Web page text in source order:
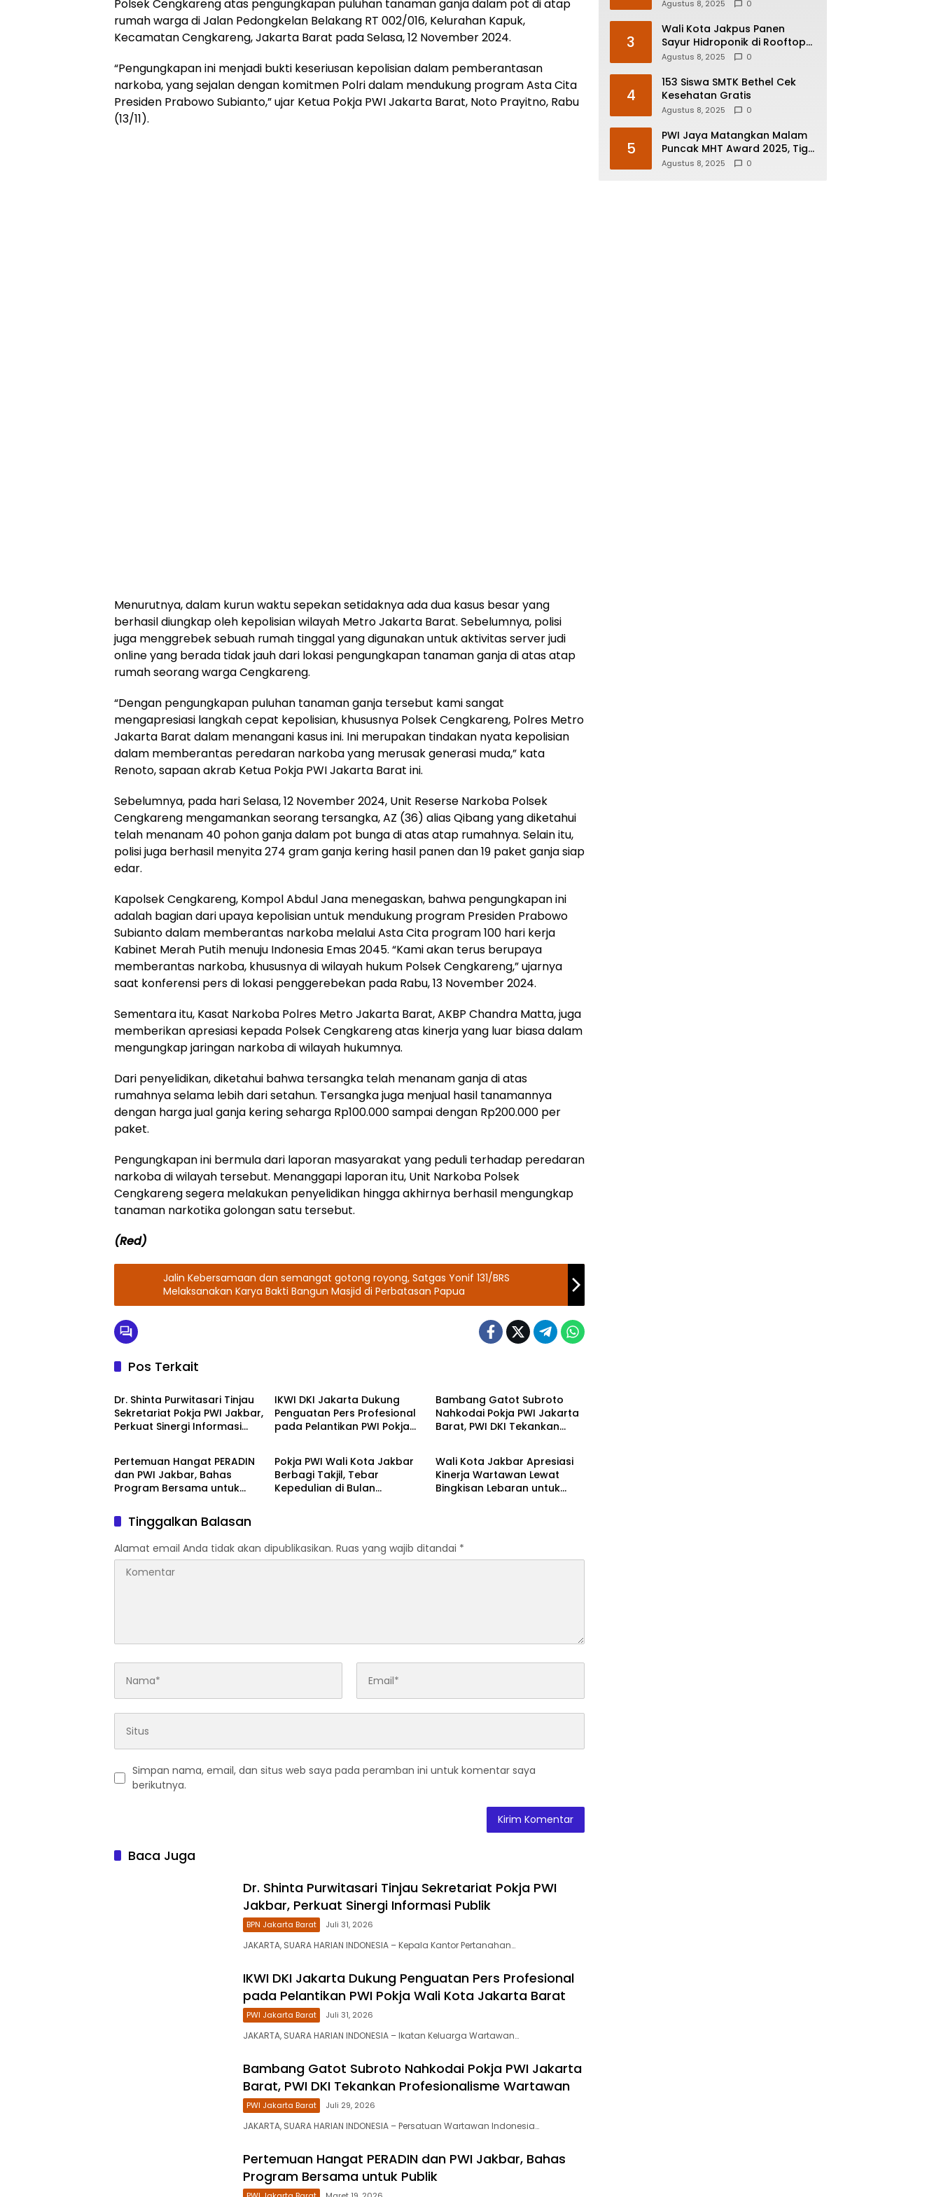
Polsek Cengkareng atas pengungkapan puluhan tanaman ganja dalam pot di atap
rumah warga di Jalan Pedongkelan Belakang RT 002/016, Kelurahan Kapuk,
Kecamatan Cengkareng, Jakarta Barat pada Selasa, 12 November 2024.
“Pengungkapan ini menjadi bukti keseriusan kepolisian dalam pemberantasan
narkoba, yang sejalan dengan komitmen Polri dalam mendukung program Asta Cita
Presiden Prabowo Subianto,” ujar Ketua Pokja PWI Jakarta Barat, Noto Prayitno, Rabu
(13/11).
Menurutnya, dalam kurun waktu sepekan setidaknya ada dua kasus besar yang
berhasil diungkap oleh kepolisian wilayah Metro Jakarta Barat. Sebelumnya, polisi
juga menggrebek sebuah rumah tinggal yang digunakan untuk aktivitas server judi
online yang berada tidak jauh dari lokasi pengungkapan tanaman ganja di atas atap
rumah seorang warga Cengkareng.
“Dengan pengungkapan puluhan tanaman ganja tersebut kami sangat
mengapresiasi langkah cepat kepolisian, khususnya Polsek Cengkareng, Polres Metro
Jakarta Barat dalam menangani kasus ini. Ini merupakan tindakan nyata kepolisian
dalam memberantas peredaran narkoba yang merusak generasi muda,” kata
Renoto, sapaan akrab Ketua Pokja PWI Jakarta Barat ini.
Sebelumnya, pada hari Selasa, 12 November 2024, Unit Reserse Narkoba Polsek
Cengkareng mengamankan seorang tersangka, AZ (36) alias Qibang yang diketahui
telah menanam 40 pohon ganja dalam pot bunga di atas atap rumahnya. Selain itu,
polisi juga berhasil menyita 274 gram ganja kering hasil panen dan 19 paket ganja siap
edar.
Kapolsek Cengkareng, Kompol Abdul Jana menegaskan, bahwa pengungkapan ini
adalah bagian dari upaya kepolisian untuk mendukung program Presiden Prabowo
Subianto dalam memberantas narkoba melalui Asta Cita program 100 hari kerja
Kabinet Merah Putih menuju Indonesia Emas 2045. “Kami akan terus berupaya
memberantas narkoba, khususnya di wilayah hukum Polsek Cengkareng,” ujarnya
saat konferensi pers di lokasi penggerebekan pada Rabu, 13 November 2024.
Sementara itu, Kasat Narkoba Polres Metro Jakarta Barat, AKBP Chandra Matta, juga
memberikan apresiasi kepada Polsek Cengkareng atas kinerja yang luar biasa dalam
mengungkap jaringan narkoba di wilayah hukumnya.
Dari penyelidikan, diketahui bahwa tersangka telah menanam ganja di atas
rumahnya selama lebih dari setahun. Tersangka juga menjual hasil tanamannya
dengan harga jual ganja kering seharga Rp100.000 sampai dengan Rp200.000 per
paket.
Pengungkapan ini bermula dari laporan masyarakat yang peduli terhadap peredaran
narkoba di wilayah tersebut. Menanggapi laporan itu, Unit Narkoba Polsek
Cengkareng segera melakukan penyelidikan hingga akhirnya berhasil mengungkap
tanaman narkotika golongan satu tersebut.
(Red)
Jalin Kebersamaan dan semangat gotong royong, Satgas Yonif 131/BRS
Melaksanakan Karya Bakti Bangun Masjid di Perbatasan Papua
Pos Terkait
BPN Jakarta Barat
Dr. Shinta Purwitasari Tinjau
Sekretariat Pokja PWI Jakbar,
Perkuat Sinergi Informasi
IKWI DKI Jakarta Dukung
Penguatan Pers Profesional
pada Pelantikan PWI Pokja
Bambang Gatot Subroto
Nahkodai Pokja PWI Jakarta
Barat, PWI DKI Tekankan
PWI Jakarta Barat
Pertemuan Hangat PERADIN
dan PWI Jakbar, Bahas
Program Bersama untuk
PWI Jakarta Barat
Pokja PWI Wali Kota Jakbar
Berbagi Takjil, Tebar
Kepedulian di Bulan
PWI Jakarta Barat
Wali Kota Jakbar Apresiasi
Kinerja Wartawan Lewat
Bingkisan Lebaran untuk
Tinggalkan Balasan
Alamat email Anda tidak akan dipublikasikan. Ruas yang wajib ditandai *
Simpan nama, email, dan situs web saya pada peramban ini untuk komentar saya
berikutnya.
Baca Juga
Dr. Shinta Purwitasari Tinjau Sekretariat Pokja PWI
Jakbar, Perkuat Sinergi Informasi Publik
BPN Jakarta Barat Juli 31, 2026
JAKARTA, SUARA HARIAN INDONESIA – Kepala Kantor Pertanahan…
IKWI DKI Jakarta Dukung Penguatan Pers Profesional
pada Pelantikan PWI Pokja Wali Kota Jakarta Barat
PWI Jakarta Barat Juli 31, 2026
JAKARTA, SUARA HARIAN INDONESIA – Ikatan Keluarga Wartawan…
Bambang Gatot Subroto Nahkodai Pokja PWI Jakarta
Barat, PWI DKI Tekankan Profesionalisme Wartawan
PWI Jakarta Barat Juli 29, 2026
JAKARTA, SUARA HARIAN INDONESIA – Persatuan Wartawan Indonesia…
Pertemuan Hangat PERADIN dan PWI Jakbar, Bahas
Program Bersama untuk Publik
Agustus 8, 2025 0
3
Wali Kota Jakpus Panen
Sayur Hidroponik di Rooftop
Bersama Deputi Bisnis PT
Agustus 8, 2025 0
4
153 Siswa SMTK Bethel Cek
Kesehatan Gratis
Agustus 8, 2025 0
5
PWI Jaya Matangkan Malam
Puncak MHT Award 2025, Tiga
Nominee di Tujuh Kategori
Agustus 8, 2025 0